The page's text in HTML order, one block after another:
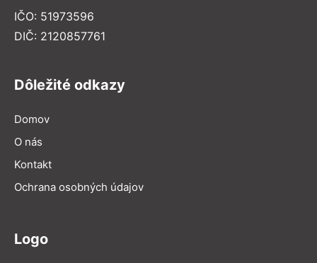
IČO: 51973596
DIČ: 2120857761
Dôležité odkazy
Domov
O nás
Kontakt
Ochrana osobných údajov
Logo